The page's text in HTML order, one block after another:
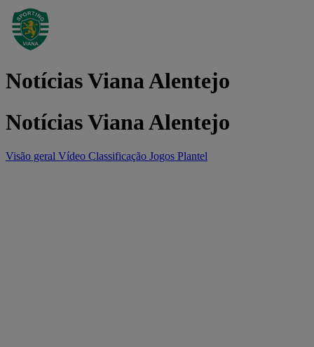
Notícias Viana Alentejo
Notícias Viana Alentejo
Visão geral Vídeo Classificação Jogos Plantel